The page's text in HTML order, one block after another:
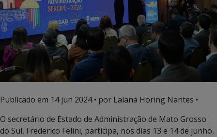
Publicado em 14 jun 2024• por Laiana Horing Nantes •
O secretário de Estado de Administração de Mato Grosso
do Sul, Frederico Felini, participa, nos dias 13 e 14 de junho,